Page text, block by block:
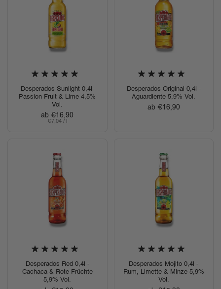
Desperados Sunlight 0,4l-
Passion Fruit & Lime 4,5%
Vol.
Regulärer Preis
ab €16,90
Stückpreis
€7,04 / l
Desperados Original 0,4l -
Aguardiente 5,9% Vol.
Regulärer Preis
ab €16,90
Desperados Red 0,4l -
Cachaca & Rote Früchte
5,9% Vol.
Desperados Mojito 0,4l -
Rum, Limette & Minze 5,9%
Vol.